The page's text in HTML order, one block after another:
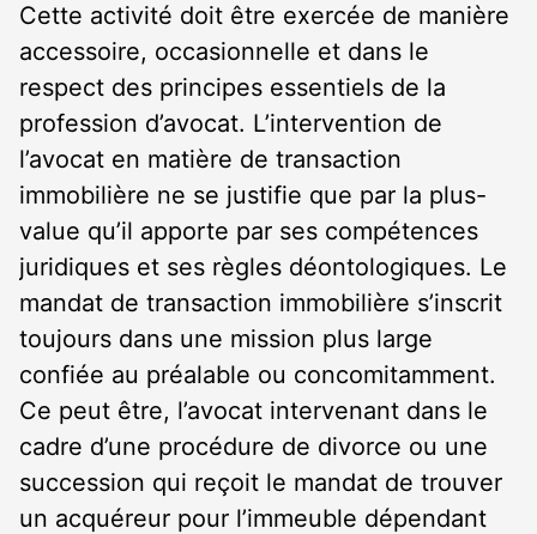
Cette activité doit être exercée de manière
accessoire, occasionnelle et dans le
respect des principes essentiels de la
profession d’avocat. L’intervention de
l’avocat en matière de transaction
immobilière ne se justifie que par la plus-
value qu’il apporte par ses compétences
juridiques et ses règles déontologiques. Le
mandat de transaction immobilière s’inscrit
toujours dans une mission plus large
confiée au préalable ou concomitamment.
Ce peut être, l’avocat intervenant dans le
cadre d’une procédure de divorce ou une
succession qui reçoit le mandat de trouver
un acquéreur pour l’immeuble dépendant